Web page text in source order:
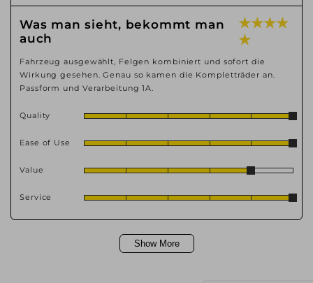
Was man sieht, bekommt man
auch
★ ★ ★ ★
★
Fahrzeug ausgewählt, Felgen kombiniert und sofort die
Wirkung gesehen. Genau so kamen die Kompletträder an.
Passform und Verarbeitung 1A.
Quality
Ease of Use
Value
Service
Show More